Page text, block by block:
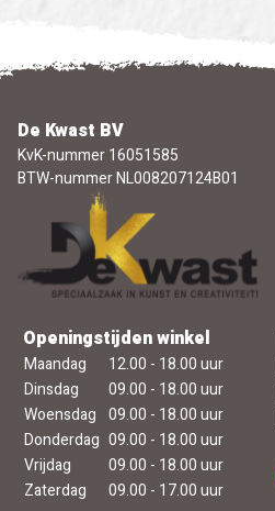
De Kwast BV
KvK-nummer 16051585
BTW-nummer NL008207124B01
Openingstijden winkel
Maandag
12.00 - 18.00 uur
Dinsdag
09.00 - 18.00 uur
Woensdag 09.00 - 18.00 uur
Donderdag 09.00 - 18.00 uur
Vrijdag
09.00 - 18.00 uur
Zaterdag
09.00 - 17.00 uur